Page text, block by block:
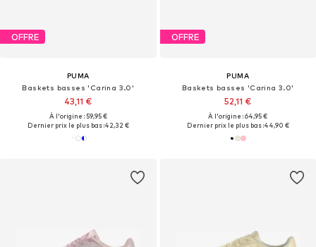
OFFRE
PUMA
Baskets basses 'Carina 3.0'
43,11 €
À l'origine : 59,95 €
Dernier prix le plus bas :42,32 €
OFFRE
PUMA
Baskets basses 'Carina 3.0'
52,11 €
À l'origine : 64,95 €
Dernier prix le plus bas :44,90 €